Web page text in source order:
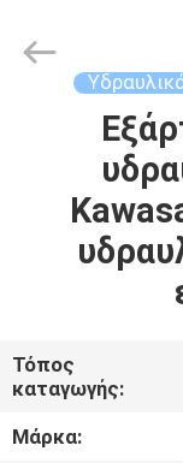
ΠΡΟΪΌΝΤΑ
ΠΕΡΊΠΟΥ
ΓΎΡΟΣ
Power
Co.,Ltd.
Τόπος
καταγωγής:
Μάρκα: